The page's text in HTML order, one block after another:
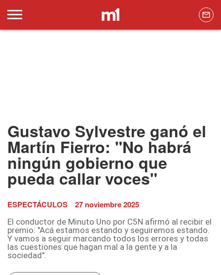
Gustavo Sylvestre ganó el
Martín Fierro: "No habrá
ningún gobierno que
pueda callar voces"
ESPECTÁCULOS 27 noviembre 2025
El conductor de Minuto Uno por C5N afirmó al recibir el
premio: "Acá estamos estando y seguiremos estando.
Y vamos a seguir marcando todos los errores y todas
las cuestiones que hagan mal a la gente y a la
sociedad".